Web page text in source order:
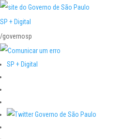
SP + Digital
/governosp
SP + Digital